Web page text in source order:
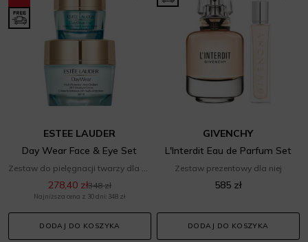
ESTEE LAUDER
Day Wear Face & Eye Set
278,40 zł348 zł
Najniższa cena z 30 dni: 348 zł
DODAJ DO KOSZYKA
GIVENCHY
L'Interdit Eau de Parfum Set
Zestaw prezentowy dla niej
585 zł
DODAJ DO KOSZYKA